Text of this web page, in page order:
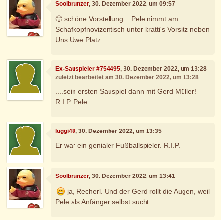
Soolbrunzer, 30. Dezember 2022, um 09:57
🙂 schöne Vorstellung... Pele nimmt am
Schafkopfnovizentisch unter kratti's Vorsitz neben
Uns Uwe Platz...
Ex-Sauspieler #754495, 30. Dezember 2022, um 13:28
zuletzt bearbeitet am 30. Dezember 2022, um 13:28
....sein ersten Sauspiel dann mit Gerd Müller!
R.I.P. Pele
luggi48, 30. Dezember 2022, um 13:35
Er war ein genialer Fußballspieler. R.I.P.
Soolbrunzer, 30. Dezember 2022, um 13:41
ja, Recherl. Und der Gerd rollt die Augen, weil
Pele als Anfänger selbst sucht...